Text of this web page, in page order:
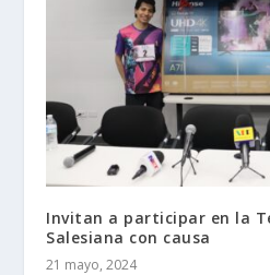
Invitan a participar en la
Salesiana con causa
21 mayo, 2024